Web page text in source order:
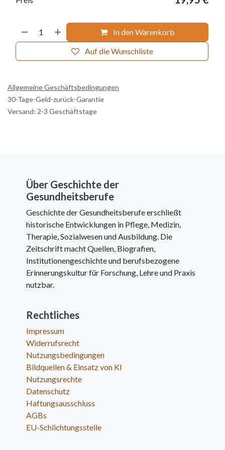
In den Warenkorb
Auf die Wunschliste
Allgemeine Geschäftsbedingungen
30-Tage-Geld-zurück-Garantie
Versand: 2-3 Geschäftstage
Über Geschichte der
Gesundheitsberufe
Geschichte der Gesundheitsberufe erschließt
historische Entwicklungen in Pflege, Medizin,
Therapie, Sozialwesen und Ausbildung. Die
Zeitschrift macht Quellen, Biografien,
Institutionengeschichte und berufsbezogene
Erinnerungskultur für Forschung, Lehre und Praxis
nutzbar.
Rechtliches
Impressum
Widerrufsrecht
Nutzungsbedingungen
Bildquellen & Einsatz von KI
Nutzungsrechte
Datenschutz
Haftungsausschluss
AGBs
EU-Schlichtungsstelle